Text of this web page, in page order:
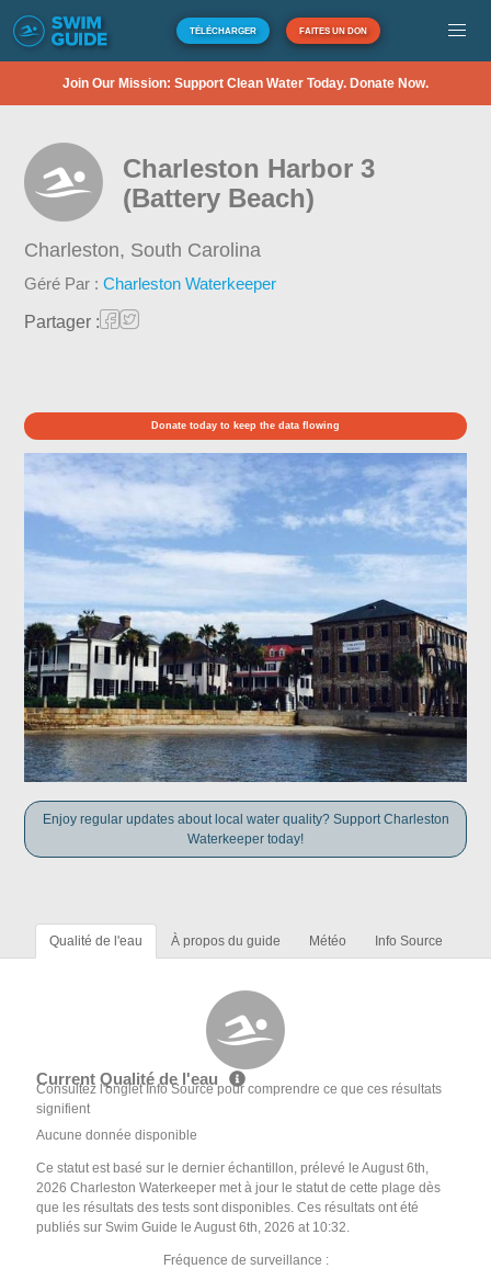
TÉLÉCHARGER FAITES UN DON
Join Our Mission: Support Clean Water Today. Donate Now.
Charleston Harbor 3
(Battery Beach)
Charleston, South Carolina
Géré Par :Charleston Waterkeeper
Partager :
Donate today to keep the data flowing
Enjoy regular updates about local water quality? Support Charleston
Waterkeeper today!
Qualité de l'eau À propos du guide Météo Info Source
Current Qualité de l'eau
Consultez l'onglet Info Source pour comprendre ce que ces résultats
signifient
Aucune donnée disponible
Ce statut est basé sur le dernier échantillon, prélevé le August 6th,
2026 Charleston Waterkeeper met à jour le statut de cette plage dès
que les résultats des tests sont disponibles. Ces résultats ont été
publiés sur Swim Guide le August 6th, 2026 at 10:32.
Fréquence de surveillance :